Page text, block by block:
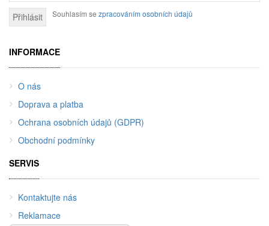
Přihlásit Souhlasím se zpracováním osobních údajů
INFORMACE
O nás
Doprava a platba
Ochrana osobních údajů (GDPR)
Obchodní podmínky
SERVIS
Kontaktujte nás
Reklamace